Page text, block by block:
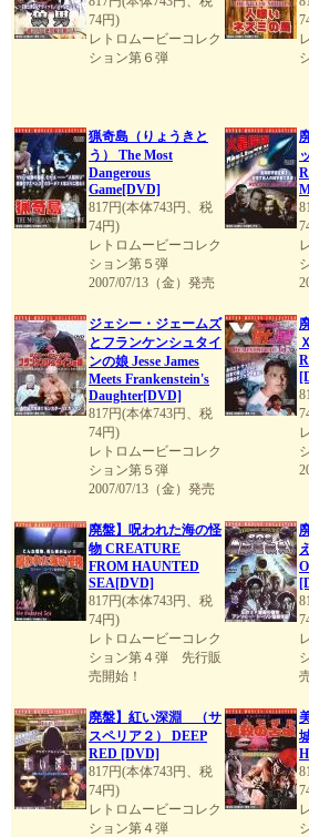
74円)
レトロムービーコレク
ション第６弾
猟奇島（りょうきと
う） The Most
Dangerous
Game[DVD]
817円(本体743円、税
74円)
レトロムービーコレク
ション第５弾
2007/07/13（金）発売
ジェシー・ジェームズ
とフランケンシュタイ
ンの娘 Jesse James
Meets Frankenstein's
Daughter[DVD]
817円(本体743円、税
74円)
レトロムービーコレク
ション第５弾
2007/07/13（金）発売
廃盤】呪われた海の怪
物 CREATURE
FROM HAUNTED
SEA[DVD]
817円(本体743円、税
74円)
レトロムービーコレク
ション第４弾 先行販
売開始！
廃盤】紅い深淵 （サ
スペリア２） DEEP
RED [DVD]
817円(本体743円、税
74円)
レトロムービーコレク
ション第４弾